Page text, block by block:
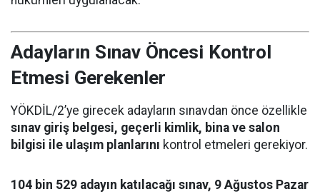
Adayların Sınav Öncesi Kontrol
Etmesi Gerekenler
YÖKDİL/2’ye girecek adayların sınavdan önce özellikle
sınav giriş belgesi, geçerli kimlik, bina ve salon
bilgisi ile ulaşım planlarını kontrol etmeleri gerekiyor.
104 bin 529 adayın katılacağı sınav, 9 Ağustos Pazar